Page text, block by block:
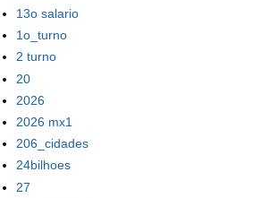
13o salario
1o_turno
2 turno
20
2026
2026 mx1
206_cidades
24bilhoes
27